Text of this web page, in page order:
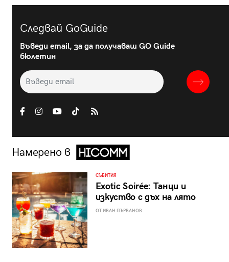
Следвай GoGuide
Въведи email, за да получаваш GO Guide
бюлетин
Намерено в
СЪБИТИЯ
Exotic Soirée: Танци и
изкуство с дъх на лято
ОТ ИВАН ПЪРВАНОВ